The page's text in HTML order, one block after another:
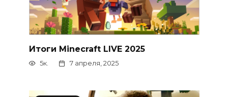
Итоги Minecraft LIVE 2025
5к. 7 апреля, 2025